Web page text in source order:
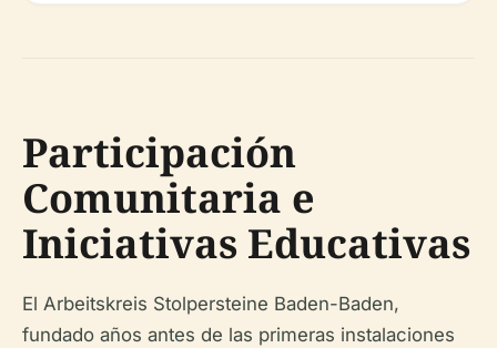
Participación
Comunitaria e
Iniciativas Educativas
El Arbeitskreis Stolpersteine Baden-Baden,
fundado años antes de las primeras instalaciones